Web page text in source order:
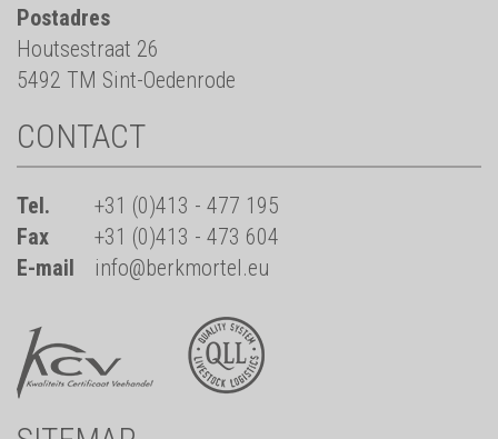
Postadres
Houtsestraat 26
5492 TM Sint-Oedenrode
CONTACT
Tel.
+31 (0)413 - 477 195
Fax
+31 (0)413 - 473 604
E-mail
info@berkmortel.eu